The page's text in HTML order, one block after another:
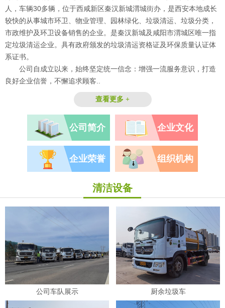
人，车辆30多辆，位于西咸新区秦汉新城渭城街办，是西安本地成长
较快的从事城市环卫、物业管理、园林绿化、垃圾清运、垃圾分类，
市政维护及环卫设备销售的企业。是秦汉新城及咸阳市渭城区唯一指
定垃圾清运企业。具有政府颁发的垃圾清运资格证及环保质量认证体
系证书。
公司自成立以来，始终坚定统一信念：增强一流服务意识，打造
良好企业信誉，不懈追求顾客..
查看更多 +
公司简介 企业文化
企业荣誉 组织机构
清洁设备
公司车队展示 厨余垃圾车